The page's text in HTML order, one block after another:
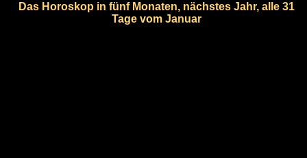
Das Horoskop in fünf Monaten, nächstes Jahr, alle 31
Tage vom Januar